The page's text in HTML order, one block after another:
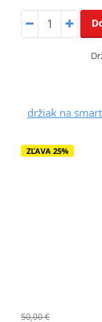
držiak na
ZĽAVA 25%
50,00 €